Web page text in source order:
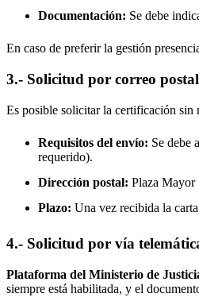
Documentación: Se debe
En caso de preferir la gestión
3.- Solicitud por correo postal
Es posible solicitar la certificación sin
Requisitos del envío: Se debe
requerido).
Dirección postal: Plaza Mayor
Plazo: Una vez recibida la
4.- Solicitud por vía
Plataforma del Ministerio de
siempre está habilitada, y el